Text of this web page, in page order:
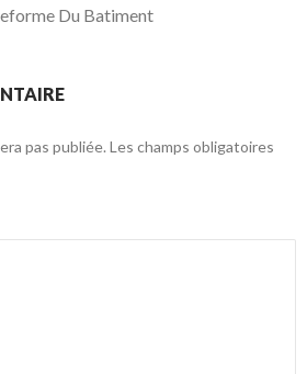
Du Batiment
pas publiée. Les champs obligatoires